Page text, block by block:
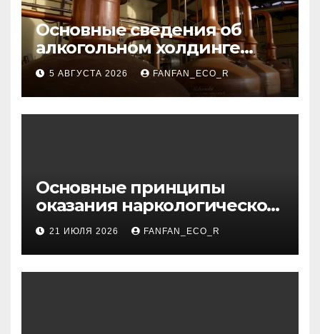
Основные сведения об
алкогольном холдинге
Узбекистана
5 АВГУСТА 2026 FANFAN_ECO_R
Основные принципы
оказания наркологической
помощи в условиях
стационара
21 ИЮЛЯ 2026 FANFAN_ECO_R